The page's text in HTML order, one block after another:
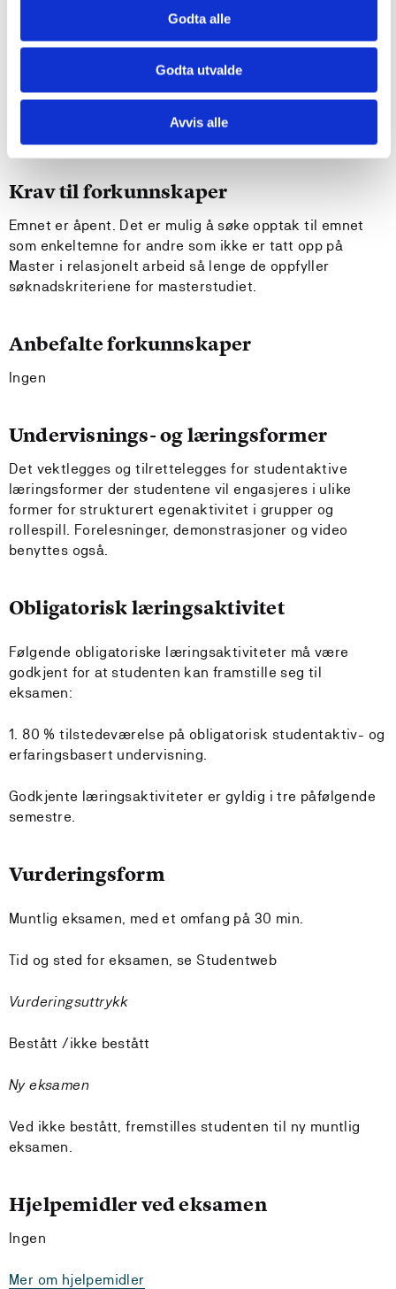
Godta alle
Godta utvalde
Avvis alle
terapi og andre profesjonelle samtaler
informerte verktøy kan kvalitetssikre relasjonelle
kan identifisere og analysere utfordringer og etiske
dilemmaer ved bruk av feedbackinformerte verktøy i
Krav til forkunnskaper
Emnet er åpent. Det er mulig å søke opptak til emnet
som enkeltemne for andre som ikke er tatt opp på
Master i relasjonelt arbeid så lenge de oppfyller
søknadskriteriene for masterstudiet.
Anbefalte forkunnskaper
Ingen
Undervisnings- og læringsformer
Det vektlegges og tilrettelegges for studentaktive
læringsformer der studentene vil engasjeres i ulike
former for strukturert egenaktivitet i grupper og
rollespill. Forelesninger, demonstrasjoner og video
benyttes også.
Obligatorisk læringsaktivitet
Følgende obligatoriske læringsaktiviteter må være
godkjent for at studenten kan framstille seg til
eksamen:
1. 80 % tilstedeværelse på obligatorisk studentaktiv- og
erfaringsbasert undervisning.
Godkjente læringsaktiviteter er gyldig i tre påfølgende
semestre.
Vurderingsform
Muntlig eksamen, med et omfang på 30 min.
Tid og sted for eksamen, se Studentweb
Vurderingsuttrykk
Bestått /ikke bestått
Ny eksamen
Ved ikke bestått, fremstilles studenten til ny muntlig
eksamen.
Hjelpemidler ved eksamen
Ingen
Mer om hjelpemidler